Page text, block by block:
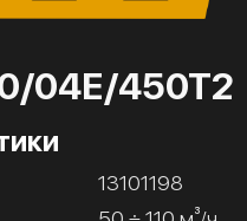
04Е/450Т2
13101198